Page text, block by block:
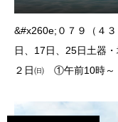
&#x260e;０７９（４
日、17日、25日土器
２日㈰ ①午前10時
土器、埴輪、土笛など